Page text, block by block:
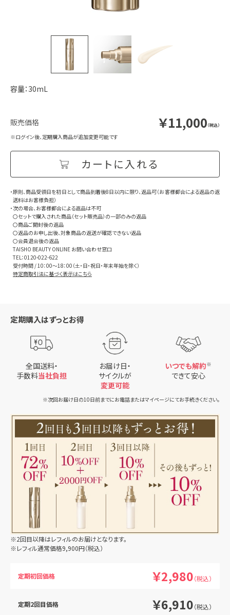
容量：30mL
￥11,000（税込）
※ログイン後、定期購入商品が追加変更可能です
・原則、商品受領日を初日として商品到着後8日以内に限り、返品可（お客様都合による返品の返
送料はお客様負担）
・次の場合、お客様都合による返品は不可
〇セットで購入された商品（セット販売品）の一部のみの返品
〇商品ご開封後の返品
〇返品のお申し出後、対象商品の返送が確認できない返品
〇会員退会後の返品
TAISHO BEAUTY ONLINE お問い合わせ窓口
TEL：0120-022-622
受付時間 / 10：00～18：00（土・日・祝日・年末年始を除く）
特定商取引法に基づく表示はこちら
定期購入はずっとお得
全国送料・
手数料当社負担
お届け日・
サイクルが
変更可能
いつでも解約※
できて安心
※次回お届け日の10日前までにお電話またはマイページにてお手続きください。
※2回目以降はレフィルのお届けとなります。
※レフィル通常価格9,900円（税込）
定期初回価格 ￥2,980（税込）
定期2回目価格 ￥6,910（税込）